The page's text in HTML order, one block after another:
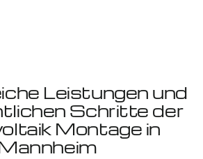
Leistungen und
Schritte der
Montage in